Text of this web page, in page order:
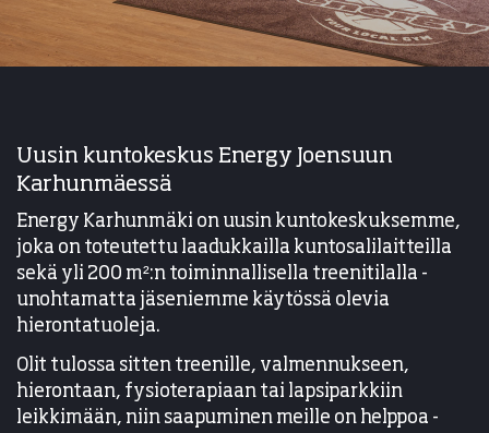
Uusin kuntokeskus Energy Joensuun
Karhunmäessä
Energy Karhunmäki on uusin kuntokeskuksemme,
joka on toteutettu laadukkailla kuntosalilaitteilla
sekä yli 200 m²:n toiminnallisella treenitilalla -
unohtamatta jäseniemme käytössä olevia
hierontatuoleja.
Olit tulossa sitten treenille, valmennukseen,
hierontaan, fysioterapiaan tai lapsiparkkiin
leikkimään, niin saapuminen meille on helppoa -